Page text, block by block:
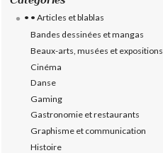
• • Articles et blablas
Bandes dessinées et mangas
Beaux-arts, musées et expositions
Cinéma
Danse
Gaming
Gastronomie et restaurants
Graphisme et communication
Histoire